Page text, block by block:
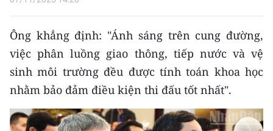
ESPAÑOL
한국어
Ông khẳng định: "Ánh sáng trên cung đường,
việc phân luồng giao thông, tiếp nước và vệ
sinh môi trường đều được tính toán khoa học
nhằm bảo đảm điều kiện thi đấu tốt nhất".